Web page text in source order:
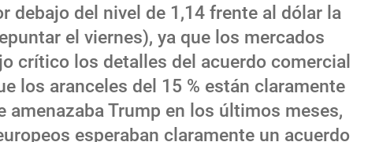
debajo del nivel de 1,14 frente al dólar la
el viernes), ya que los mercados
crítico los detalles del acuerdo comercial
los aranceles del 15 % están claramente
amenazaba Trump en los últimos meses,
esperaban claramente un acuerdo